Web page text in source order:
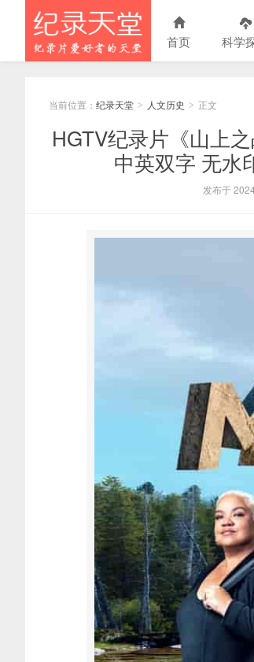
首页 科学
当前位置： 纪录天堂 > 人文历史 > 正文
HGTV纪录片《山上
中英双字 无水
发布于